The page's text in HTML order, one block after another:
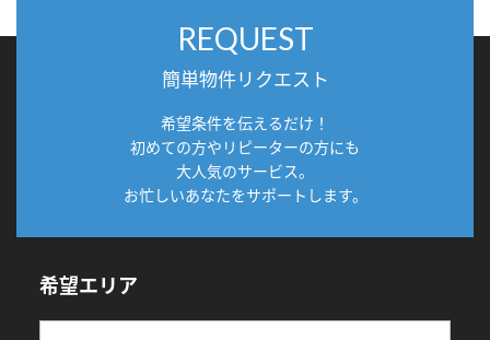
REQUEST
簡単物件リクエスト
希望条件を伝えるだけ！
初めての方やリピーターの方にも
大人気のサービス。
お忙しいあなたをサポートします。
希望エリア